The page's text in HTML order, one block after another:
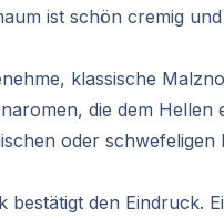
ist schön cremig
klassische
die dem Hellen
oder schwefeligen
bestätigt den Eindruck.